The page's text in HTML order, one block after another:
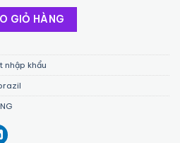
y/c) số lượng
GIỎ HÀNG
nhập khẩu